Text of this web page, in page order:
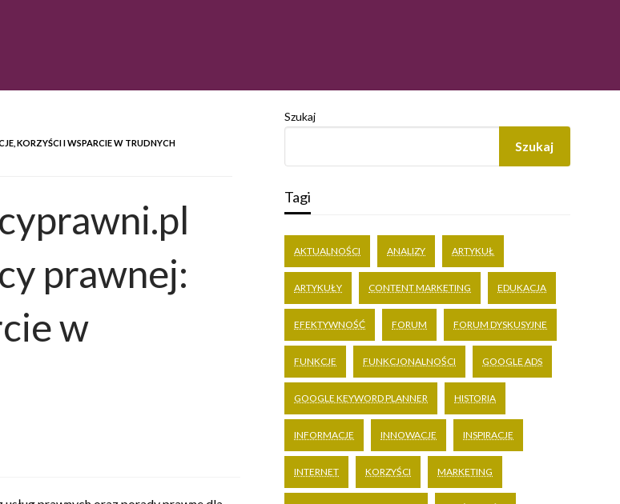
KORZYŚCI I WSPARCIE W TRUDNYCH
prawnej:
w
Szukaj
Szukaj
Tagi
AKTUALNOŚCI ANALIZY ARTYKUŁ
ARTYKUŁY CONTENT MARKETING EDUKACJA
EFEKTYWNOŚĆ FORUM FORUM DYSKUSYJNE
FUNKCJE FUNKCJONALNOŚCI GOOGLE ADS
GOOGLE KEYWORD PLANNER HISTORIA
INFORMACJE INNOWACJE INSPIRACJE
INTERNET KORZYŚCI MARKETING